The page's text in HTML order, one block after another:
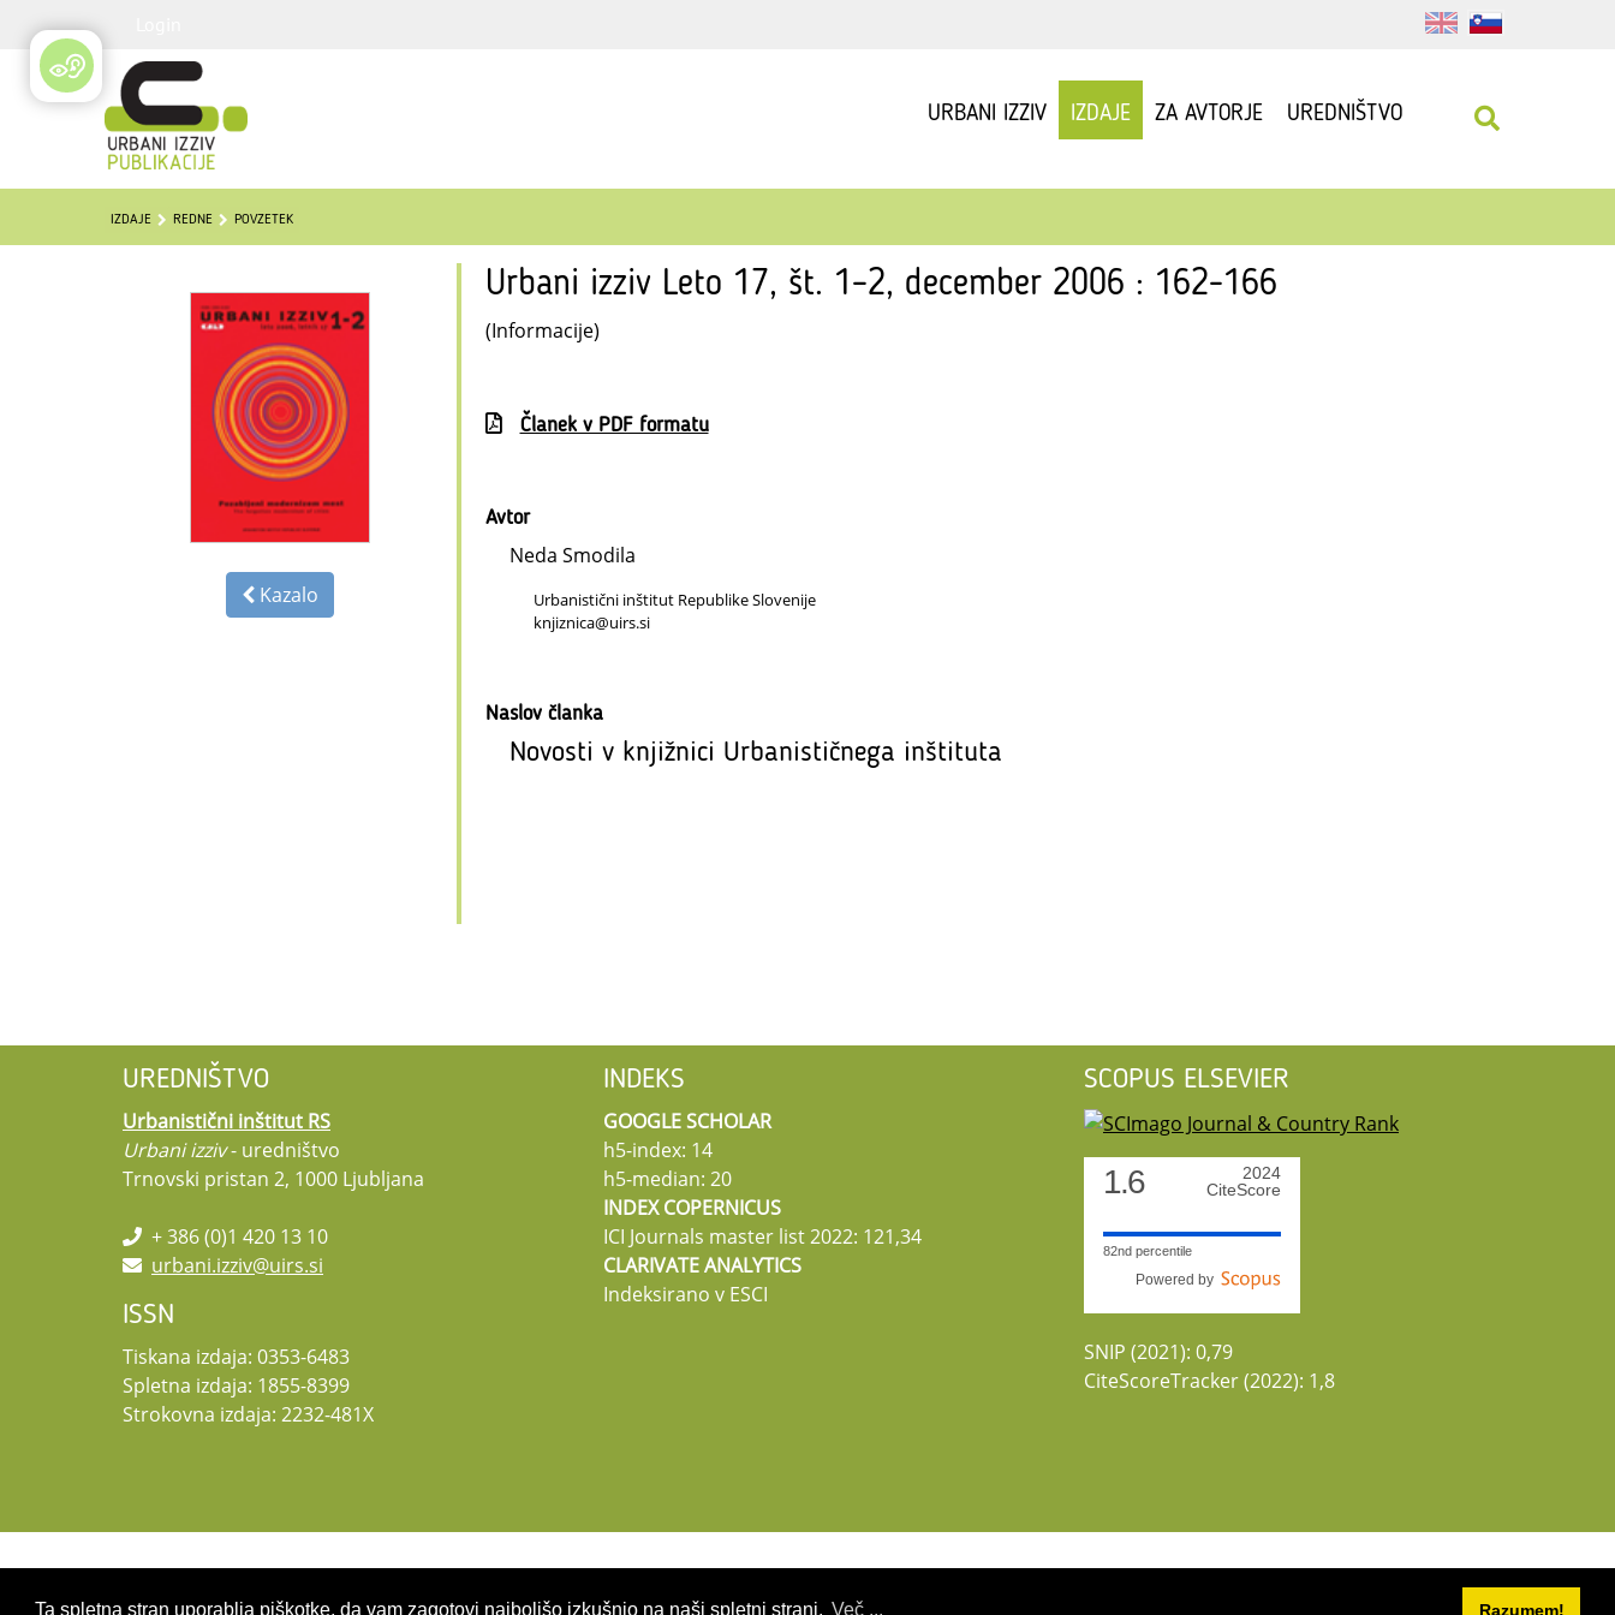
Ta spletna stran uporablja piškotke, da vam zagotovi najboljšo izkušnjo na naši spletni strani. Več ... Razumem!
URBANI IZZIV IZDAJE ZA AVTORJE UREDNIŠTVO
IZDAJE REDNE POVZETEK
Kazalo
Urbani izziv Leto 17, št. 1–2, december 2006 : 162-166
(Informacije)
Članek v PDF formatu
Avtor
Neda Smodila
Urbanistični inštitut Republike Slovenije
knjiznica@uirs.si
Naslov članka
Novosti v knjižnici Urbanističnega inštituta
UREDNIŠTVO
Urbanistični inštitut RS
Urbani izziv- uredništvo
Trnovski pristan 2, 1000 Ljubljana
+ 386 (0)1 420 13 10
urbani.izziv@uirs.si
ISSN
Tiskana izdaja: 0353-6483
Spletna izdaja: 1855-8399
Strokovna izdaja: 2232-481X
INDEKS
GOOGLE SCHOLAR
h5-index: 14
h5-median: 20
INDEX COPERNICUS
ICI Journals master list 2022: 121,34
CLARIVATE ANALYTICS
Indeksirano v ESCI
SCOPUS ELSEVIER
1.6
2024
CiteScore
82nd percentile
Powered by
SNIP (2021): 0,79
CiteScoreTracker (2022): 1,8